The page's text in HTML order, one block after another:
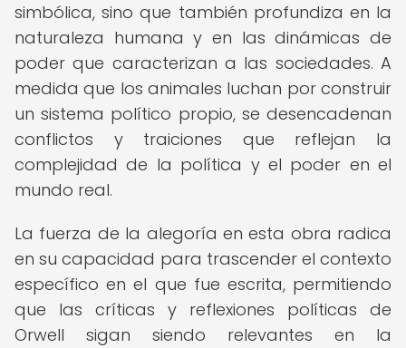
simbólica, sino que también profundiza en la
naturaleza humana y en las dinámicas de
poder que caracterizan a las sociedades. A
medida que los animales luchan por construir
un sistema político propio, se desencadenan
conflictos y traiciones que reflejan la
complejidad de la política y el poder en el
mundo real.
La fuerza de la alegoría en esta obra radica
en su capacidad para trascender el contexto
específico en el que fue escrita, permitiendo
que las críticas y reflexiones políticas de
Orwell sigan siendo relevantes en la